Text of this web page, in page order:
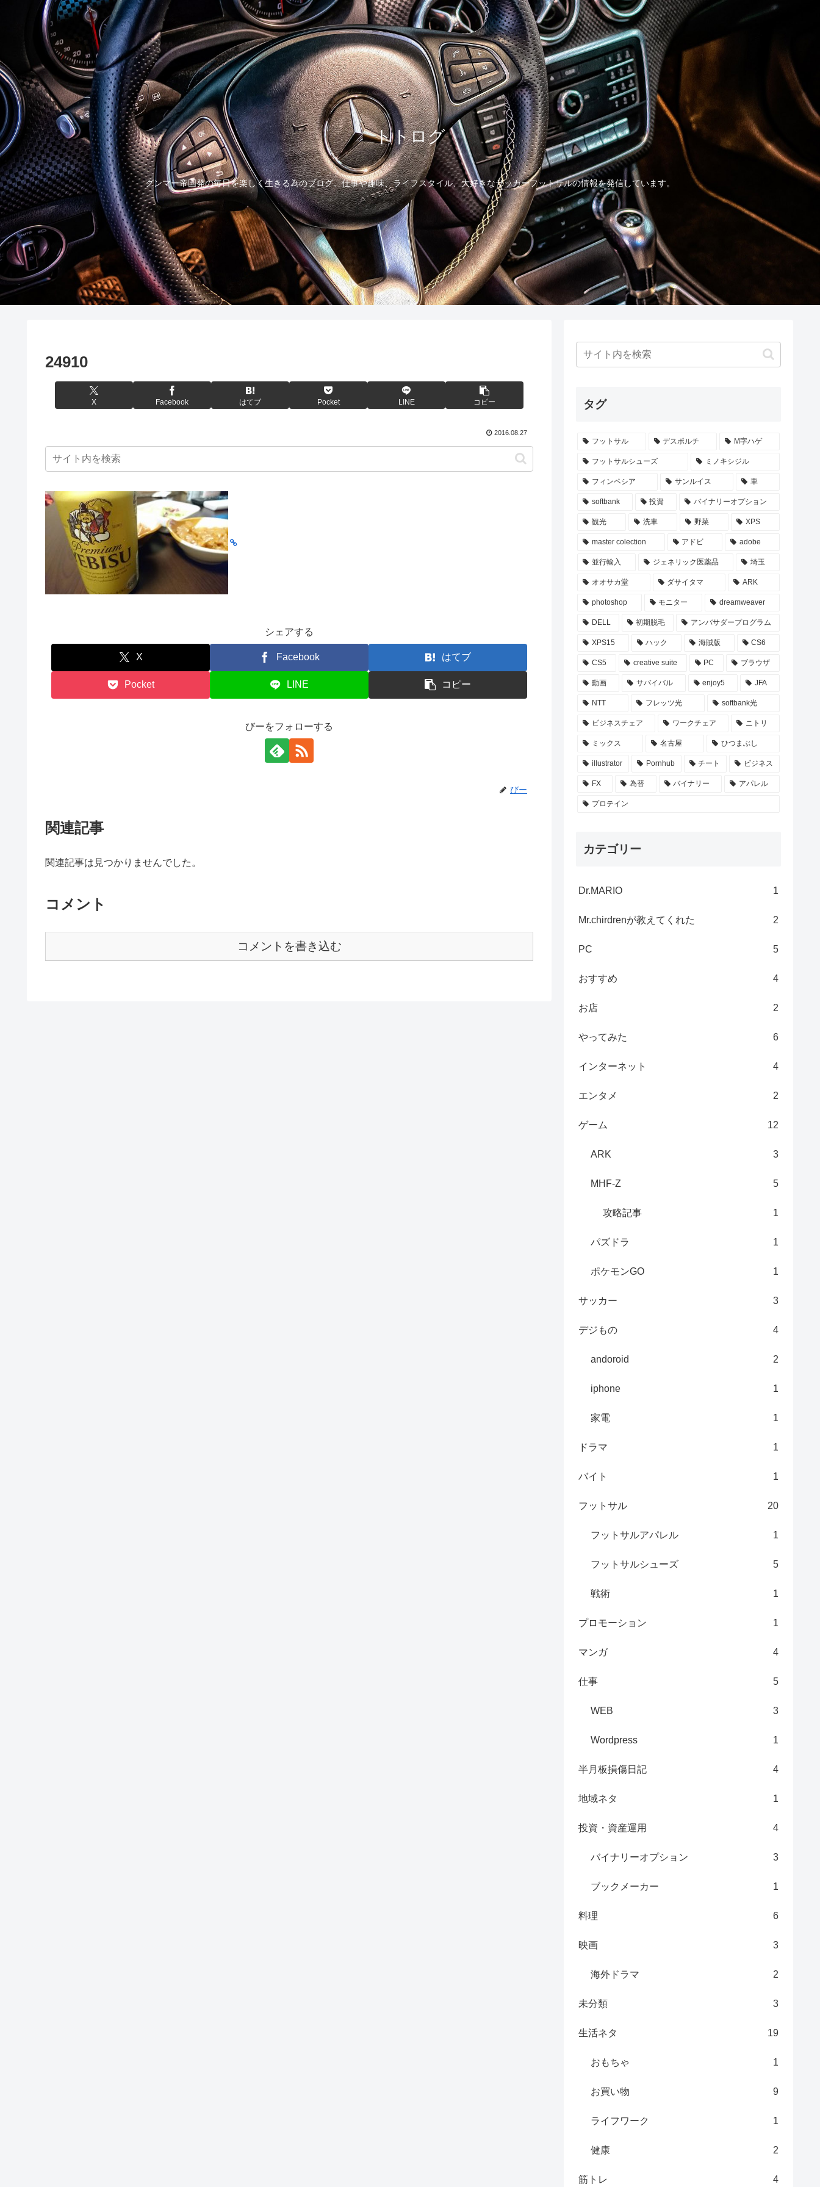
トトログ
グンマー帝国発の毎日を楽しく生きる為のブログ。仕事や趣味、ライフスタイル、大好きなサッカーフットサルの情報を発信しています。
24910
X Facebook はてブ Pocket LINE コピー
2016.08.27
シェアする
X Facebook はてブ
Pocket LINE コピー
びーをフォローする
びー
関連記事
関連記事は見つかりませんでした。
コメント
コメントを書き込む
タグ
フットサル デスポルチ M字ハゲ
フットサルシューズ ミノキシジル
フィンペシア サンルイス 車
softbank 投資 バイナリーオプション
観光 洗車 野菜 XPS
master colection アドビ adobe
並行輸入 ジェネリック医薬品 埼玉
オオサカ堂 ダサイタマ ARK
photoshop モニター dreamweaver
DELL 初期脱毛 アンバサダープログラム
XPS15 ハック 海賊版 CS6
CS5 creative suite PC ブラウザ
動画 サバイバル enjoy5 JFA
NTT フレッツ光 softbank光
ビジネスチェア ワークチェア ニトリ
ミックス 名古屋 ひつまぶし
illustrator Pornhub チート ビジネス
FX 為替 バイナリー アパレル
プロテイン
カテゴリー
Dr.MARIO 1
Mr.chirdrenが教えてくれた 2
PC 5
おすすめ 4
お店 2
やってみた 6
インターネット 4
エンタメ 2
ゲーム 12
ARK 3
MHF-Z 5
攻略記事 1
パズドラ 1
ポケモンGO 1
サッカー 3
デジもの 4
andoroid 2
iphone 1
家電 1
ドラマ 1
バイト 1
フットサル 20
フットサルアパレル 1
フットサルシューズ 5
戦術 1
プロモーション 1
マンガ 4
仕事 5
WEB 3
Wordpress 1
半月板損傷日記 4
地域ネタ 1
投資・資産運用 4
バイナリーオプション 3
ブックメーカー 1
料理 6
映画 3
海外ドラマ 2
未分類 3
生活ネタ 19
おもちゃ 1
お買い物 9
ライフワーク 1
健康 2
筋トレ 4